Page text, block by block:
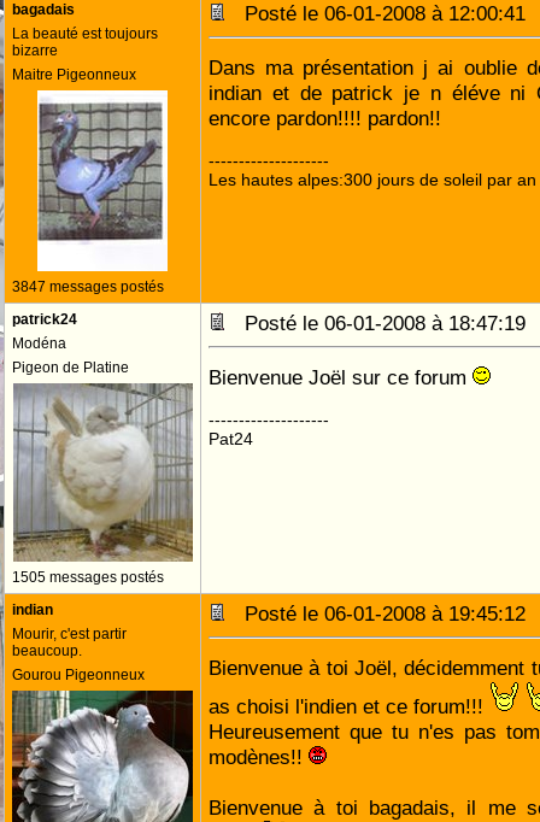
bagadais
La beauté est toujours
bizarre
Maitre Pigeonneux
3847 messages postés
Posté le 06-01-2008 à
Dans ma présentation j ai oublie
indian et de patrick je n éléve ni
encore pardon!!!! pardon!!
--------------------
Les hautes alpes:300 jours de soleil par an
patrick24
Modéna
Pigeon de Platine
1505 messages postés
Posté le 06-01-2008 à
Bienvenue Joël sur ce forum
--------------------
Pat24
indian
Mourir, c'est partir
beaucoup.
Gourou Pigeonneux
Posté le 06-01-2008 à
Bienvenue à toi Joël, décidemment
as choisi l'indien et ce forum!!!
Heureusement que tu n'es pas
modènes!!
Bienvenue à toi bagadais, il me